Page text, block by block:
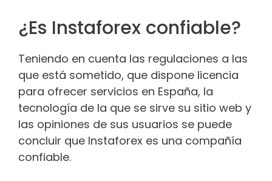
¿Es Instaforex confiable?
Teniendo en cuenta las regulaciones a las
que está sometido, que dispone licencia
para ofrecer servicios en España, la
tecnología de la que se sirve su sitio web y
las opiniones de sus usuarios se puede
concluir que Instaforex es una compañía
confiable.